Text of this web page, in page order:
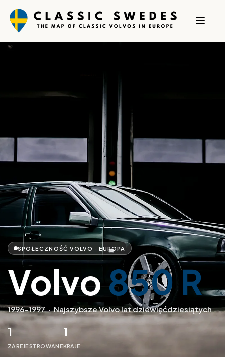
SPOŁECZNOŚĆ VOLVO · EUROPA
Volvo 850 R
1996–1997·Najszybsze Volvo lat dziewięćdziesiątych
1
ZAREJESTROWANE
1
KRAJE